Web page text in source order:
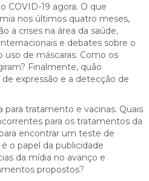
COVID-19 agora. O que
nos últimos quatro meses,
a crises na área da saúde,
e debates sobre o
de máscaras. Como os
Finalmente, quão
expressão e a detecção de
para tratamento e vacinas. Quais
para os tratamentos da
encontrar um teste de
o papel da publicidade
da mídia no avanço e
propostos?